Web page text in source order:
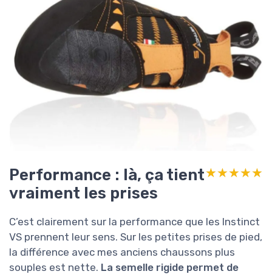
Performance : là, ça tient
vraiment les prises
★★★★★
★★★★★
C’est clairement sur la performance que les Instinct
VS prennent leur sens. Sur les petites prises de pied,
la différence avec mes anciens chaussons plus
souples est nette. La semelle rigide permet de